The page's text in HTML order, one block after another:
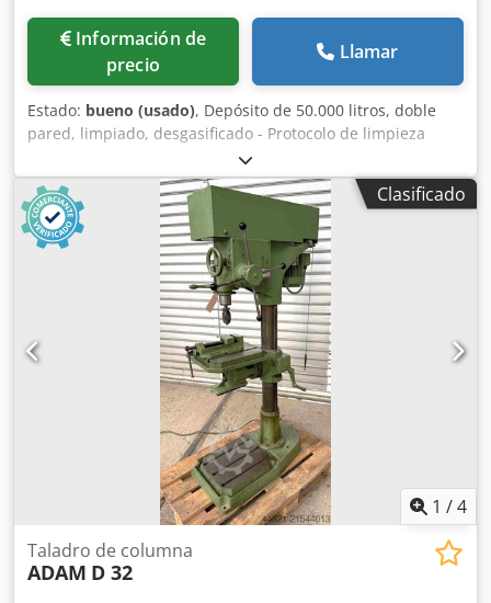
Información de
precio
Llamar
Estado: bueno (usado), Depósito de 50.000 litros, doble
pared, limpiado, desgasificado - Protocolo de limpieza
disponible - Tamaño especial - Diseño corto (8,15 m de
longitud, 2,90 m de diámetro, 10,5 toneladas) - con
escalera - con plataforma - Accesorios (ventilación, sensor
de valor límite, varilla de nivel, detector de fugas) - buen
estado Dkedpjq U Slrefx Acfer - listo para su uso
inmediato... El transporte se puede ofrecer como una
opción. Sólo se responderán consultas serias y serias:
Nombre, dirección de correo electrónico y número de
teléfono.
Clasificado
1 /4
Taladro de columna
ADAM D 32